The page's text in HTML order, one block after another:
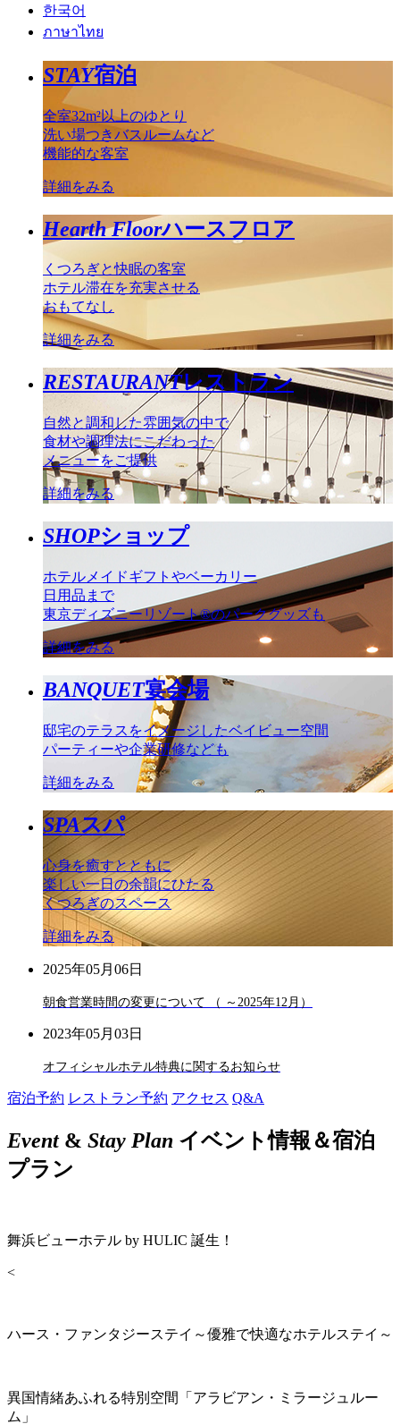
한국어
ภาษาไทย
STAY宿泊
全室32m²以上のゆとり
洗い場つきバスルームなど
機能的な客室
詳細をみる
Hearth Floorハースフロア
くつろぎと快眠の客室
ホテル滞在を充実させる
おもてなし
詳細をみる
RESTAURANTレストラン
自然と調和した雰囲気の中で
食材や調理法にこだわった
メニューをご提供
詳細をみる
SHOPショップ
ホテルメイドギフトやベーカリー
日用品まで
東京ディズニーリゾート®のパークグッズも
詳細をみる
BANQUET宴会場
邸宅のテラスをイメージしたベイビュー空間
パーティーや企業研修なども
詳細をみる
SPAスパ
心身を癒すとともに
楽しい一日の余韻にひたる
くつろぎのスペース
詳細をみる
2025年05月06日
朝食営業時間の変更について （ ～2025年12月）
2023年05月03日
オフィシャルホテル特典に関するお知らせ
宿泊予約 レストラン予約 アクセス Q&A
Event& Stay Plan イベント情報＆宿泊
プラン
舞浜ビューホテル by HULIC 誕生！
<
ハース・ファンタジーステイ～優雅で快適なホテルステイ～
異国情緒あふれる特別空間「アラビアン・ミラージュルー
ム」